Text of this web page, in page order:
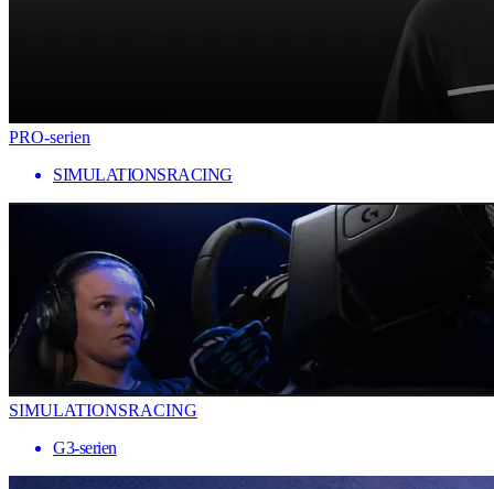
PRO-serien
SIMULATIONSRACING
SIMULATIONSRACING
G3-serien